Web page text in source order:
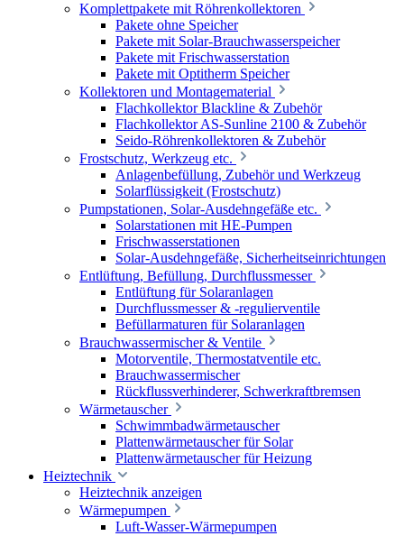
Komplettpakete mit Röhrenkollektoren
Pakete ohne Speicher
Pakete mit Solar-Brauchwasserspeicher
Pakete mit Frischwasserstation
Pakete mit Optitherm Speicher
Kollektoren und Montagematerial
Flachkollektor Blackline & Zubehör
Flachkollektor AS-Sunline 2100 & Zubehör
Seido-Röhrenkollektoren & Zubehör
Frostschutz, Werkzeug etc.
Anlagenbefüllung, Zubehör und Werkzeug
Solarflüssigkeit (Frostschutz)
Pumpstationen, Solar-Ausdehngefäße etc.
Solarstationen mit HE-Pumpen
Frischwasserstationen
Solar-Ausdehngefäße, Sicherheitseinrichtungen
Entlüftung, Befüllung, Durchflussmesser
Entlüftung für Solaranlagen
Durchflussmesser & -regulierventile
Befüllarmaturen für Solaranlagen
Brauchwassermischer & Ventile
Motorventile, Thermostatventile etc.
Brauchwassermischer
Rückflussverhinderer, Schwerkraftbremsen
Wärmetauscher
Schwimmbadwärmetauscher
Plattenwärmetauscher für Solar
Plattenwärmetauscher für Heizung
Heiztechnik
Heiztechnik anzeigen
Wärmepumpen
Luft-Wasser-Wärmepumpen